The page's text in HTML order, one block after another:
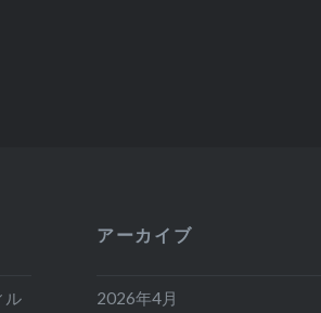
ル
アーカイブ
2026年4月